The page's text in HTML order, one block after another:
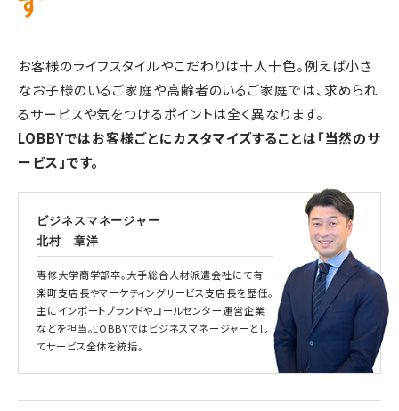
お客様のライフスタイルやこだわりは十人十色。例えば小さ
なお子様のいるご家庭や高齢者のいるご家庭では、求められ
るサービスや気をつけるポイントは全く異なります。
LOBBYではお客様ごとにカスタマイズすることは「当然のサ
ービス」です。
ビジネスマネージャー
北村 章洋
専修大学商学部卒。大手総合人材派遣会社にて有
楽町支店長やマーケティングサービス支店長を歴任。
主にインポートブランドやコールセンター運営企業
などを担当。LOBBYではビジネスマネージャーとし
てサービス全体を統括。